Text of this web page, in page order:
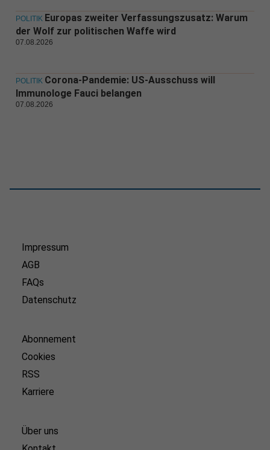
POLITIK Europas zweiter Verfassungszusatz: Warum
der Wolf zur politischen Waffe wird
07.08.2026
POLITIK Corona-Pandemie: US-Ausschuss will
Immunologe Fauci belangen
07.08.2026
Impressum
AGB
FAQs
Datenschutz
Abonnement
Cookies
RSS
Karriere
Über uns